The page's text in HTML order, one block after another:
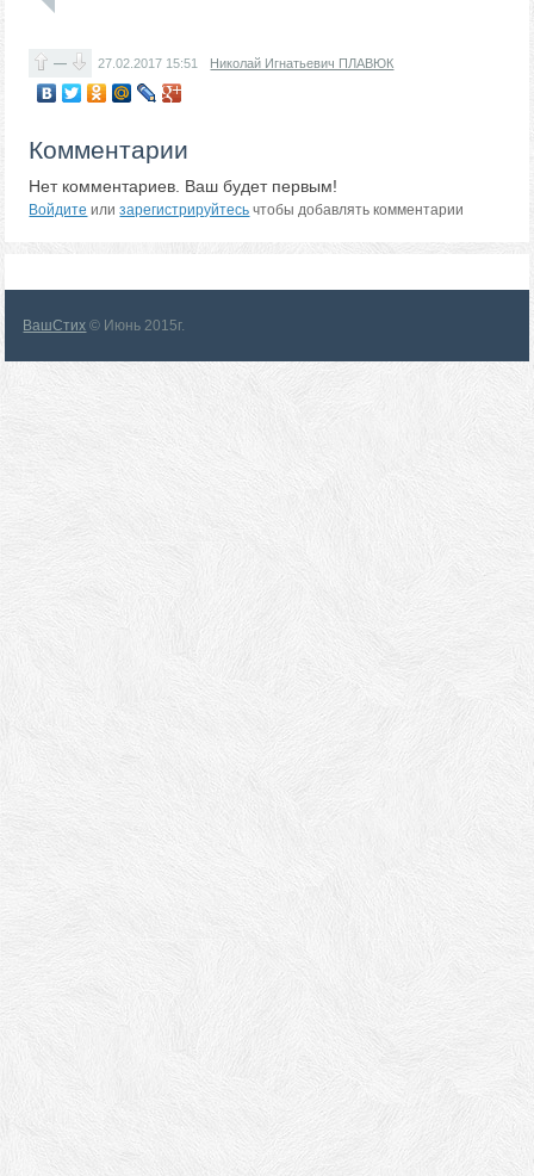
— 27.02.2017 15:51 Николай Игнатьевич ПЛАВЮК
Комментарии
Нет комментариев. Ваш будет первым!
Войдите илизарегистрируйтесь чтобы добавлять комментарии
ВашСтих © Июнь 2015г.